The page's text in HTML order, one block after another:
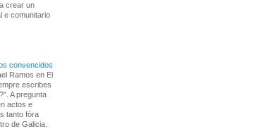
crear un
e comunitario
convencidos
Ramos en El
escribes
A pregunta
actos e
tanto fóra
de Galicia.